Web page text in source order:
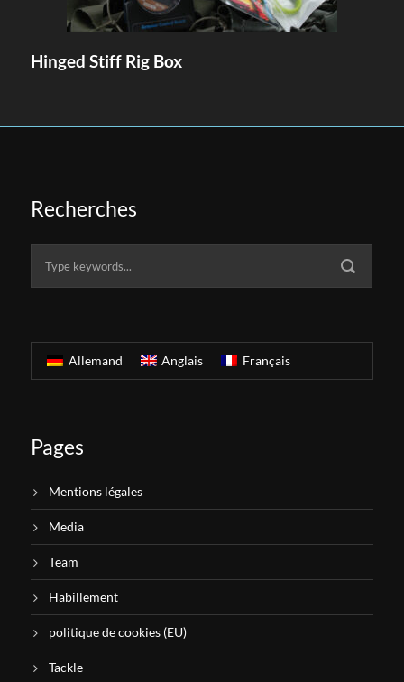
Hinged Stiff Rig Box
Recherches
Allemand Anglais Français
Pages
Mentions légales
Media
Team
Habillement
politique de cookies (EU)
Tackle